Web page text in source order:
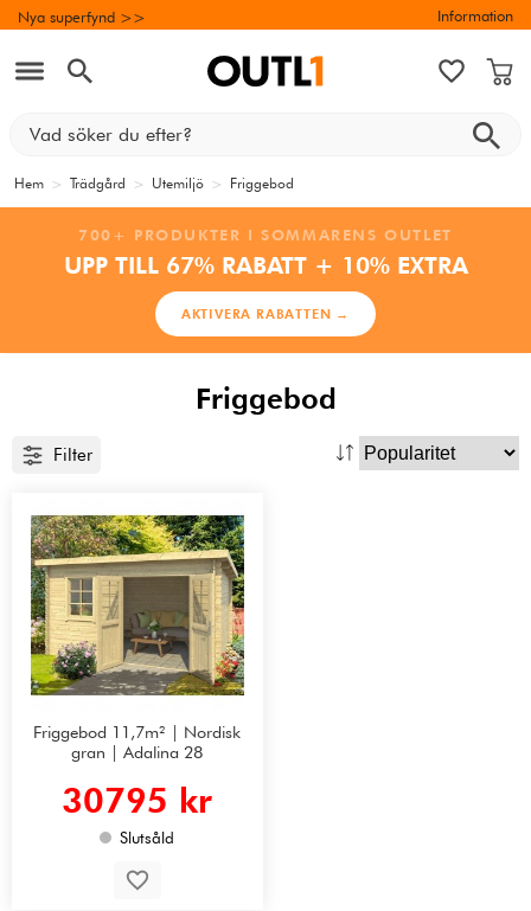
Nya superfynd >> Information
Hem > Trädgård > Utemiljö > Friggebod
700+ PRODUKTER I SOMMARENS OUTLET
UPP TILL 67% RABATT + 10% EXTRA
AKTIVERA RABATTEN →
Friggebod
Filter
Friggebod 11,7m² | Nordisk
gran | Adalina 28
30795 kr
Slutsåld